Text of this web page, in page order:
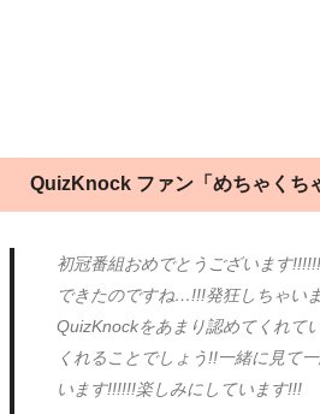
QuizKnock ファン「めちゃくち
初冠番組おめでとうございます
できたのですね…!!!発狂しちゃい
QuizKnockをあまり認めてくれて
くれることでしょう!!一緒に見て
います!!!!!!楽しみにしています!!!